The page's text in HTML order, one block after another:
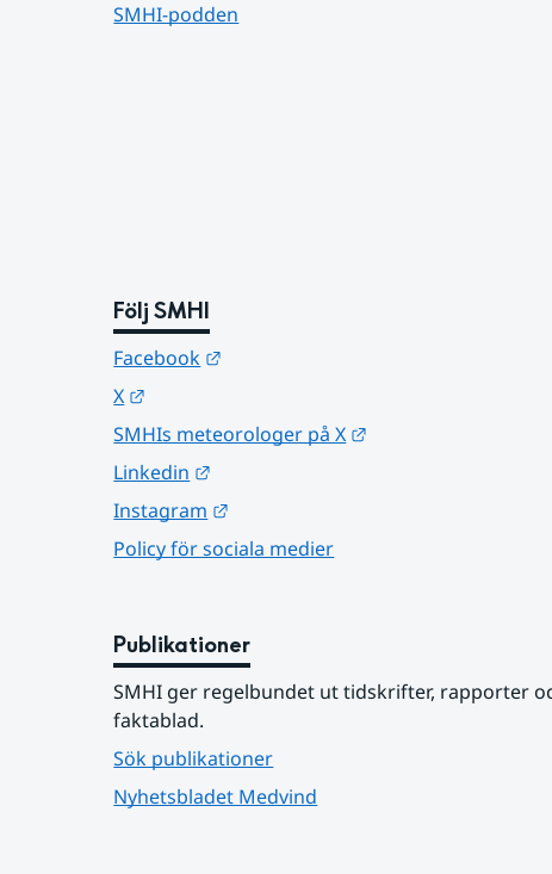
SMHI-podden
Följ SMHI
Facebook
X
SMHIs meteorologer på X
Linkedin
Instagram
Policy för sociala medier
Publikationer
SMHI ger regelbundet ut tidskrifter, rapporter
faktablad.
Sök publikationer
Nyhetsbladet Medvind